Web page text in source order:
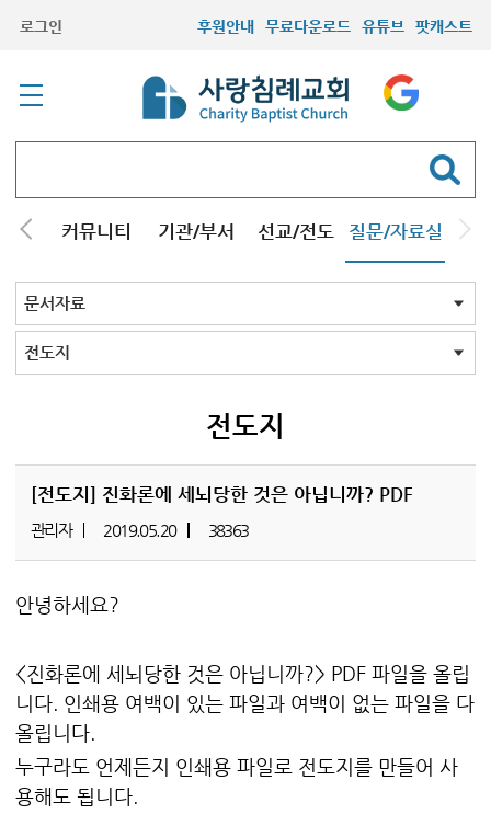
로그인 후원안내 무료다운로드 유튜브 팟캐스트
럼 커뮤니티 기관/부서 선교/전도 질문/자료실
교회Q&A
문서자료
설교자료
기타자료
서창캠퍼스
문서자료 전체
강해pdf
도표및지도
성경/암송
소책자pdf
책pdf
전도지
전도지
[전도지] 진화론에 세뇌당한 것은 아닙니까? PDF
관리자 2019.05.20 38363
안녕하세요?
<진화론에 세뇌당한 것은 아닙니까?> PDF 파일을 올립
니다. 인쇄용 여백이 있는 파일과 여백이 없는 파일을 다
올립니다.
누구라도 언제든지 인쇄용 파일로 전도지를 만들어 사
용해도 됩니다.